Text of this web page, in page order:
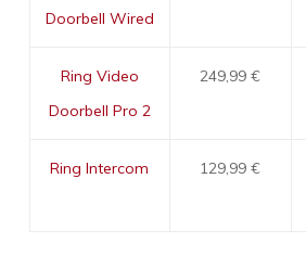
Doorbell Wired
Ring Video
Doorbell Pro 2
249,99 €
Ring Intercom 129,99 €